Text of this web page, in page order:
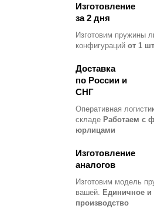
Изготовление
за 2 дня
Изготовим пружины
конфигураций от 1
Доставка
по России и
СНГ
Оперативная
складе Работаем с
юрлицами
Изготовление
аналогов
Изготовим модель
вашей. Единичное и
производство